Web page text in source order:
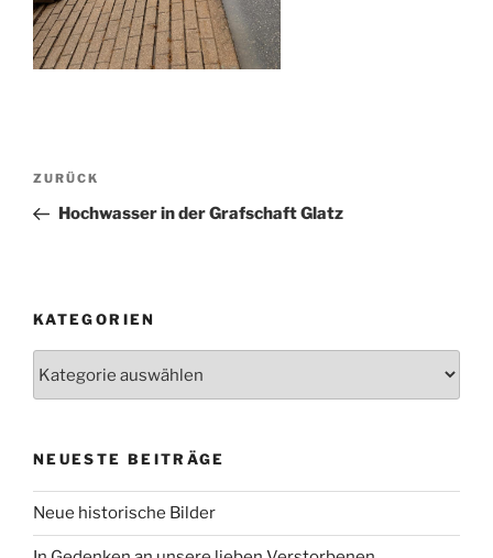
Beitragsnavigation
Vorheriger
Beitrag
ZURÜCK
Hochwasser in der Grafschaft Glatz
KATEGORIEN
NEUESTE BEITRÄGE
Neue historische Bilder